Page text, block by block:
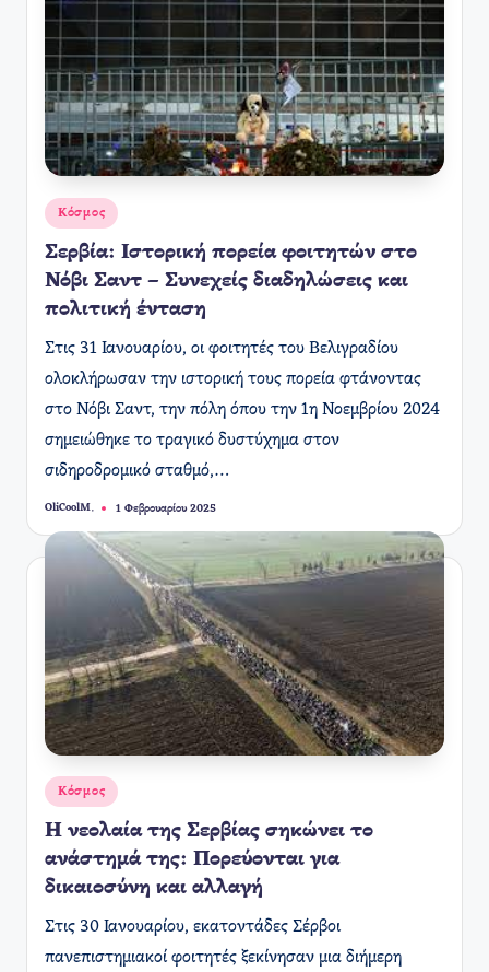
Αναρτήθηκε
σε
Κόσμος
Σερβία: Ιστορική πορεία φοιτητών στο
Νόβι Σαντ – Συνεχείς διαδηλώσεις και
πολιτική ένταση
Στις 31 Ιανουαρίου, οι φοιτητές του Βελιγραδίου
ολοκλήρωσαν την ιστορική τους πορεία φτάνοντας
στο Νόβι Σαντ, την πόλη όπου την 1η Νοεμβρίου 2024
σημειώθηκε το τραγικό δυστύχημα στον
σιδηροδρομικό σταθμό,…
Συγγραφέας:
OliCoolM. 1 Φεβρουαρίου 2025
Αναρτήθηκε
Κόσμος
Η νεολαία της Σερβίας σηκώνει το
ανάστημά της: Πορεύονται για
δικαιοσύνη και αλλαγή
Στις 30 Ιανουαρίου, εκατοντάδες Σέρβοι
πανεπιστημιακοί φοιτητές ξεκίνησαν μια διήμερη